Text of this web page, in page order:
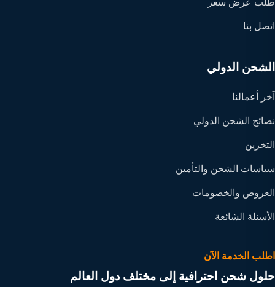
اتصل بنا
الشحن الدولي
آخر أعمالنا
نصائح الشحن الدولي
التخزين
سياسات الشحن والتأمين
العروض والخصومات
الأسئلة الشائعة
اطلب الخدمة الآن
حلول شحن احترافية إلى مختلف دول العالم